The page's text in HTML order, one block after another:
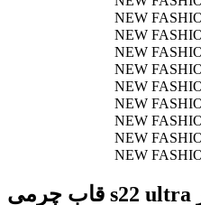
قاب چرمی s22 ultra استندار NEW